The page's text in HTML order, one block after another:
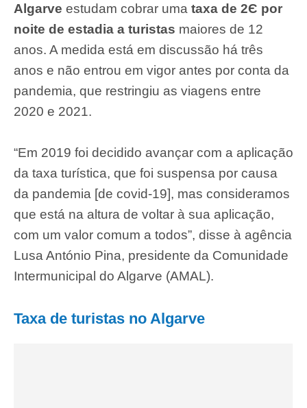
Algarve estudam cobrar uma taxa de 2Є por
noite de estadia a turistas maiores de 12
anos. A medida está em discussão há três
anos e não entrou em vigor antes por conta da
pandemia, que restringiu as viagens entre
2020 e 2021.
“Em 2019 foi decidido avançar com a aplicação
da taxa turística, que foi suspensa por causa
da pandemia [de covid-19], mas consideramos
que está na altura de voltar à sua aplicação,
com um valor comum a todos”, disse à agência
Lusa António Pina, presidente da Comunidade
Intermunicipal do Algarve (AMAL).
Taxa de turistas no Algarve